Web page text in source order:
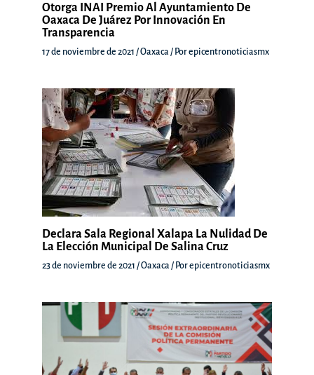
Otorga INAI Premio Al Ayuntamiento De
Oaxaca De Juárez Por Innovación En
Transparencia
17 de noviembre de 2021 /Oaxaca / Porepicentronoticiasmx
Declara Sala Regional Xalapa La Nulidad De
La Elección Municipal De Salina Cruz
23 de noviembre de 2021 /Oaxaca / Porepicentronoticiasmx